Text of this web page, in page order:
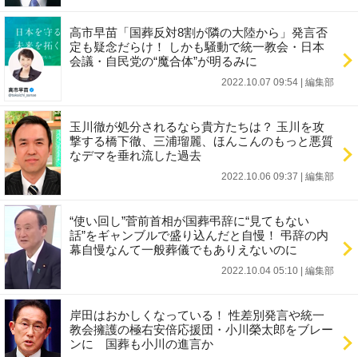
高市早苗「国葬反対8割が隣の大陸から」発言否
定も疑念だらけ！ しかも騒動で統一教会・日本
会議・自民党の“魔合体”が明るみに
2022.10.07 09:54 編集部
玉川徹が処分されるなら貴方たちは？ 玉川を攻
撃する橋下徹、三浦瑠麗、ほんこんのもっと悪質
なデマを垂れ流した過去
2022.10.06 09:37 編集部
“使い回し”菅前首相が国葬弔辞に“見てもない
話”をギャンブルで盛り込んだと自慢！ 弔辞の内
幕自慢なんて一般葬儀でもありえないのに
2022.10.04 05:10 編集部
岸田はおかしくなっている！ 性差別発言や統一
教会擁護の極右安倍応援団・小川榮太郎をブレー
ンに 国葬も小川の進言か